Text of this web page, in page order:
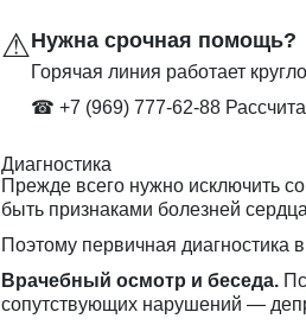
⚠Нужна срочная помощь?
Горячая линия работает
☎ +7 (969) 777-62-88
Диагностика
Прежде всего нужно исключить
быть признаками болезней
Поэтому первичная диагностика
Врачебный осмотр и беседа.
сопутствующих нарушений —